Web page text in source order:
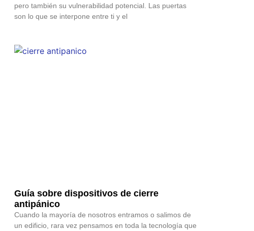
pero también su vulnerabilidad potencial. Las puertas
son lo que se interpone entre ti y el
Guía sobre dispositivos de cierre
antipánico
Cuando la mayoría de nosotros entramos o salimos de
un edificio, rara vez pensamos en toda la tecnología que